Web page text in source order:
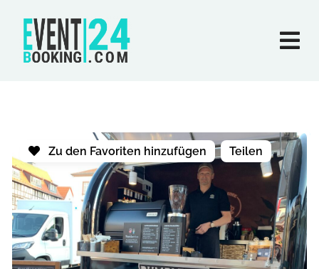
Zu den Favoriten hinzufügen Teilen